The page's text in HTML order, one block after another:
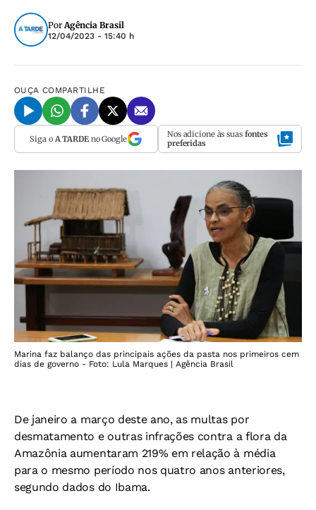
PorAgência Brasil
12/04/2023 - 15:40 h
OUÇA COMPARTILHE
Siga o A TARDEno Google Nos adicione às suas fontes
preferidas
Marina faz balanço das principais ações da pasta nos primeiros cem
dias de governo - Foto: Lula Marques | Agência Brasil
De janeiro a março deste ano, as multas por
desmatamento e outras infrações contra a flora da
Amazônia aumentaram 219% em relação à média
para o mesmo período nos quatro anos anteriores,
segundo dados do Ibama.